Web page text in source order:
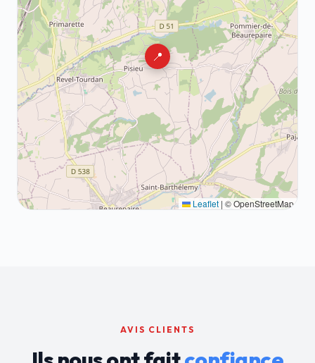
📍
Leaflet | © OpenStreetMap
AVIS CLIENTS